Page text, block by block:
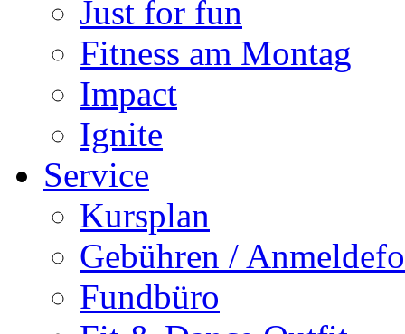
Just for fun
Fitness am Montag
Impact
Ignite
Service
Kursplan
Gebühren /
Fundbüro